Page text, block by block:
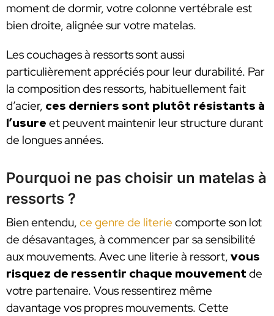
moment de dormir, votre colonne vertébrale est
bien droite, alignée sur votre matelas.
Les couchages à ressorts sont aussi
particulièrement appréciés pour leur durabilité. Par
la composition des ressorts, habituellement fait
d’acier, ces derniers sont plutôt résistants à
l’usure et peuvent maintenir leur structure durant
de longues années.
Pourquoi ne pas choisir un matelas à
ressorts ?
Bien entendu, ce genre de literie comporte son lot
de désavantages, à commencer par sa sensibilité
aux mouvements. Avec une literie à ressort, vous
risquez de ressentir chaque mouvement de
votre partenaire. Vous ressentirez même
davantage vos propres mouvements. Cette